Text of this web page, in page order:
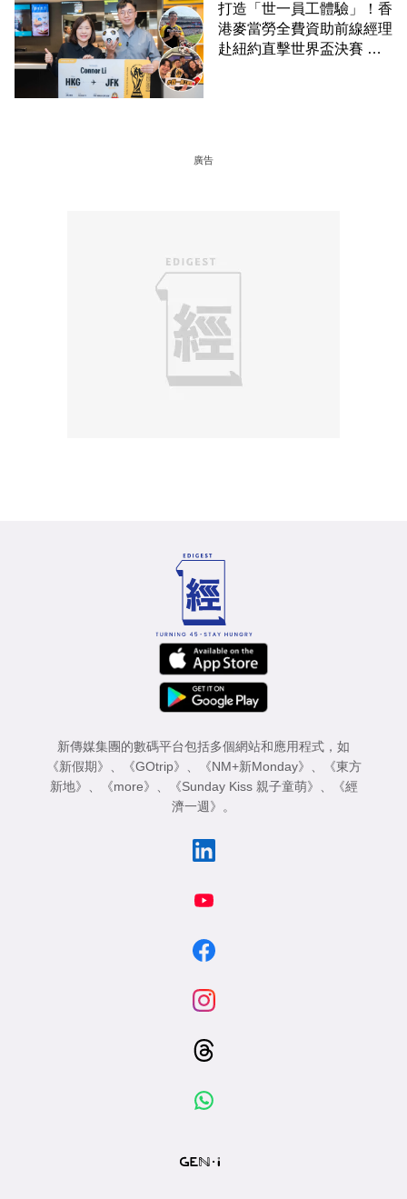
打造「世一員工體驗」！香
港麥當勞全費資助前線經理
赴紐約直擊世界盃決賽 見
廣告
新傳媒集團的數碼平台包括多個網站和應用程式，如
《新假期》 、 《GOtrip》 、 《NM+新Monday》 、
《東方
新地》 、 《more》 、 《Sunday Kiss 親子童萌》 、
《經
濟一週》 。